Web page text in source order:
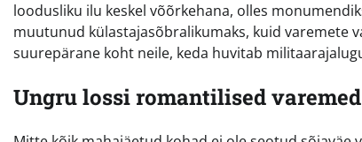
loodusliku ilu keskel võõrkehana, olles
muutunud külastajasõbralikumaks, kuid varemete
suurepärane koht neile, keda huvitab
Ungru lossi romantilised varemed